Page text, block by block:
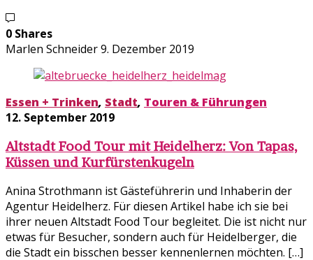
0 Shares
Marlen Schneider9. Dezember 2019
Essen + Trinken, Stadt, Touren & Führungen
12. September 2019
Altstadt Food Tour mit Heidelherz: Von Tapas,
Küssen und Kurfürstenkugeln
Anina Strothmann ist Gästeführerin und Inhaberin der
Agentur Heidelherz. Für diesen Artikel habe ich sie bei
ihrer neuen Altstadt Food Tour begleitet. Die ist nicht nur
etwas für Besucher, sondern auch für Heidelberger, die
die Stadt ein bisschen besser kennenlernen möchten. […]